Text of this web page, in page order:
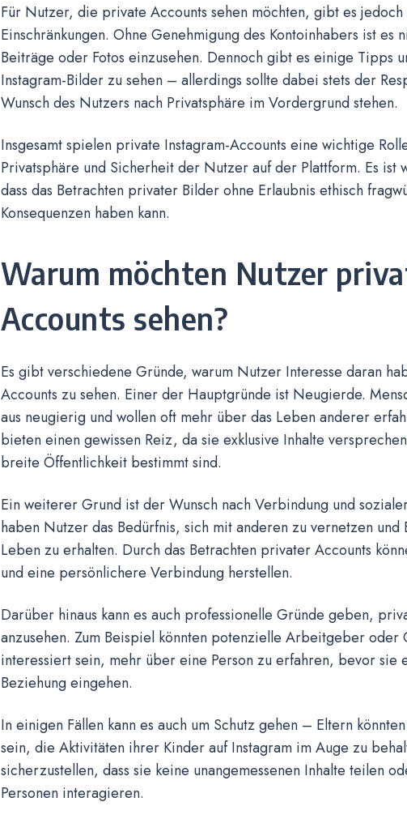
Für Nutzer, die private Accounts sehen möchten, gibt es
Einschränkungen. Ohne Genehmigung des Kontoinhabers ist es
Beiträge oder Fotos einzusehen. Dennoch gibt es einige Tipps
Instagram-Bilder zu sehen – allerdings sollte dabei stets der
Wunsch des Nutzers nach Privatsphäre im Vordergrund stehen.
Insgesamt spielen private Instagram-Accounts eine wichtige
Privatsphäre und Sicherheit der Nutzer auf der Plattform. Es ist
dass das Betrachten privater Bilder ohne Erlaubnis ethisch
Konsequenzen haben kann.
Warum möchten Nutzer
Accounts sehen?
Es gibt verschiedene Gründe, warum Nutzer Interesse daran
Accounts zu sehen. Einer der Hauptgründe ist Neugierde.
aus neugierig und wollen oft mehr über das Leben anderer
bieten einen gewissen Reiz, da sie exklusive Inhalte
breite Öffentlichkeit bestimmt sind.
Ein weiterer Grund ist der Wunsch nach Verbindung und
haben Nutzer das Bedürfnis, sich mit anderen zu vernetzen
Leben zu erhalten. Durch das Betrachten privater Accounts
und eine persönlichere Verbindung herstellen.
Darüber hinaus kann es auch professionelle Gründe geben,
anzusehen. Zum Beispiel könnten potenzielle Arbeitgeber oder
interessiert sein, mehr über eine Person zu erfahren, bevor sie
Beziehung eingehen.
In einigen Fällen kann es auch um Schutz gehen – Eltern
sein, die Aktivitäten ihrer Kinder auf Instagram im Auge zu
sicherzustellen, dass sie keine unangemessenen Inhalte teilen
Personen interagieren.